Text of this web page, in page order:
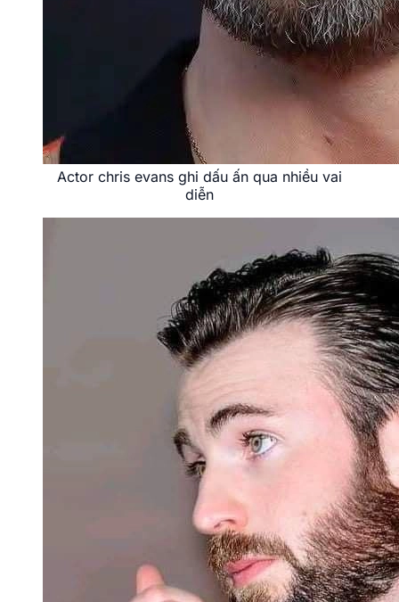
Actor chris evans ghi dấu ấn qua nhiều vai
diễn